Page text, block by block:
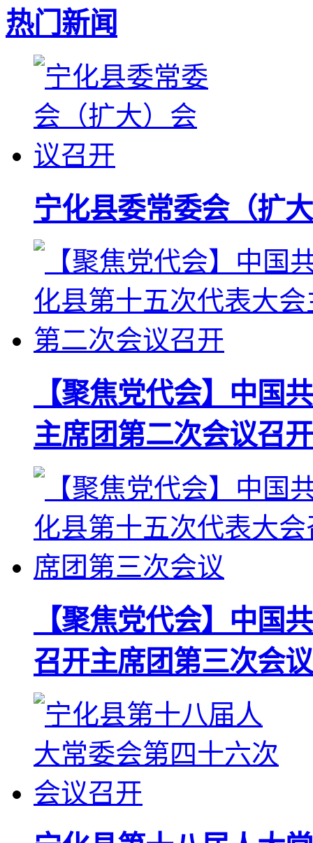
热门新闻
宁化县委常委会（扩
【聚焦党代会】中国
主席团第二次会议召开
【聚焦党代会】中国
召开主席团第三次会议